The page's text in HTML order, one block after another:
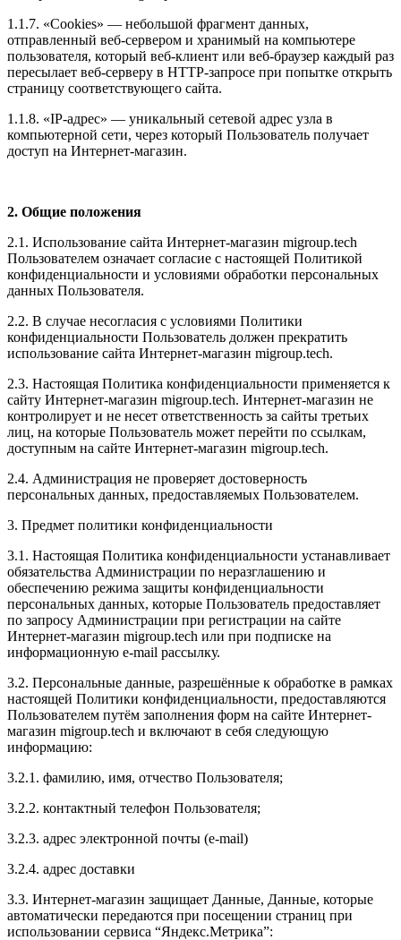
1.1.7. «Cookies» — небольшой фрагмент данных,
отправленный веб-сервером и хранимый на компьютере
пользователя, который веб-клиент или веб-браузер каждый раз
пересылает веб-серверу в HTTP-запросе при попытке открыть
страницу соответствующего сайта.
1.1.8. «IP-адрес» — уникальный сетевой адрес узла в
компьютерной сети, через который Пользователь получает
доступ на Интернет-магазин.
2. Общие положения
2.1. Использование сайта Интернет-магазин migroup.tech
Пользователем означает согласие с настоящей Политикой
конфиденциальности и условиями обработки персональных
данных Пользователя.
2.2. В случае несогласия с условиями Политики
конфиденциальности Пользователь должен прекратить
использование сайта Интернет-магазин migroup.tech.
2.3. Настоящая Политика конфиденциальности применяется к
сайту Интернет-магазин migroup.tech. Интернет-магазин не
контролирует и не несет ответственность за сайты третьих
лиц, на которые Пользователь может перейти по ссылкам,
доступным на сайте Интернет-магазин migroup.tech.
2.4. Администрация не проверяет достоверность
персональных данных, предоставляемых Пользователем.
3. Предмет политики конфиденциальности
3.1. Настоящая Политика конфиденциальности устанавливает
обязательства Администрации по неразглашению и
обеспечению режима защиты конфиденциальности
персональных данных, которые Пользователь предоставляет
по запросу Администрации при регистрации на сайте
Интернет-магазин migroup.tech или при подписке на
информационную e-mail рассылку.
3.2. Персональные данные, разрешённые к обработке в рамках
настоящей Политики конфиденциальности, предоставляются
Пользователем путём заполнения форм на сайте Интернет-
магазин migroup.tech и включают в себя следующую
информацию:
3.2.1. фамилию, имя, отчество Пользователя;
3.2.2. контактный телефон Пользователя;
3.2.3. адрес электронной почты (e-mail)
3.2.4. адрес доставки
3.3. Интернет-магазин защищает Данные, Данные, которые
автоматически передаются при посещении страниц при
использовании сервиса “Яндекс.Метрика”: